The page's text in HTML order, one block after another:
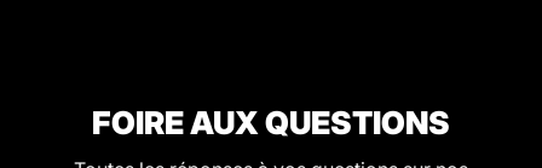
FOIRE AUX QUESTIONS